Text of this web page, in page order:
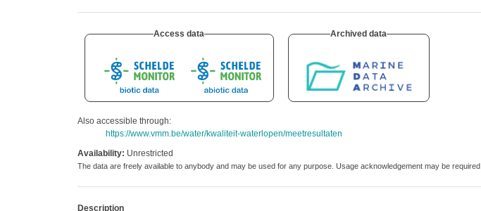
Access data Archived data
Also accessible through:
https://www.vmm.be/water/kwaliteit-waterlopen/meetresultaten
Availability: Unrestricted
The data are freely available to anybody and may be used for any purpose. Usage acknowledgement may be required
Description